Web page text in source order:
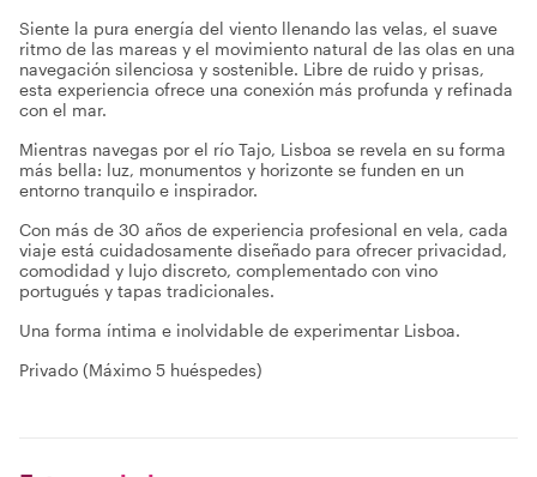
Siente la pura energía del viento llenando las velas, el suave
ritmo de las mareas y el movimiento natural de las olas en una
navegación silenciosa y sostenible. Libre de ruido y prisas,
esta experiencia ofrece una conexión más profunda y refinada
con el mar.
Mientras navegas por el río Tajo, Lisboa se revela en su forma
más bella: luz, monumentos y horizonte se funden en un
entorno tranquilo e inspirador.
Con más de 30 años de experiencia profesional en vela, cada
viaje está cuidadosamente diseñado para ofrecer privacidad,
comodidad y lujo discreto, complementado con vino
portugués y tapas tradicionales.
Una forma íntima e inolvidable de experimentar Lisboa.
Privado (Máximo 5 huéspedes)